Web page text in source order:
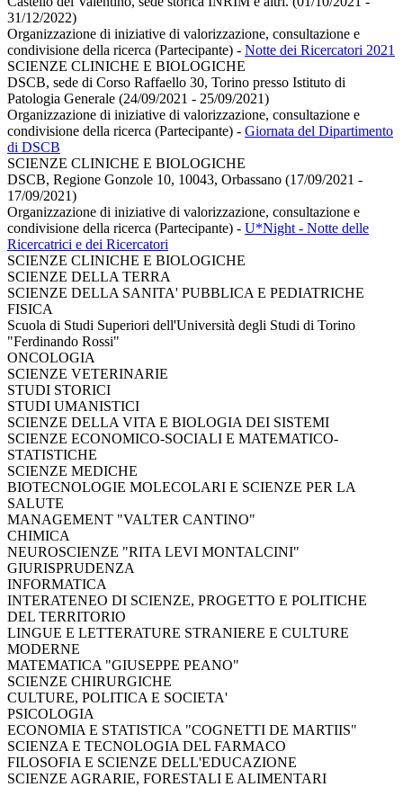
31/12/2022)
Organizzazione di iniziative di valorizzazione, consultazione e
condivisione della ricerca (Partecipante) - Notte dei Ricercatori 2021
SCIENZE CLINICHE E BIOLOGICHE
DSCB, sede di Corso Raffaello 30, Torino presso Istituto di
Patologia Generale (24/09/2021 - 25/09/2021)
Organizzazione di iniziative di valorizzazione, consultazione e
condivisione della ricerca (Partecipante) - Giornata del Dipartimento
di DSCB
SCIENZE CLINICHE E BIOLOGICHE
DSCB, Regione Gonzole 10, 10043, Orbassano (17/09/2021 -
17/09/2021)
Organizzazione di iniziative di valorizzazione, consultazione e
condivisione della ricerca (Partecipante) - U*Night - Notte delle
Ricercatrici e dei Ricercatori
SCIENZE CLINICHE E BIOLOGICHE
SCIENZE DELLA TERRA
SCIENZE DELLA SANITA' PUBBLICA E PEDIATRICHE
FISICA
Scuola di Studi Superiori dell'Università degli Studi di Torino
"Ferdinando Rossi"
ONCOLOGIA
SCIENZE VETERINARIE
STUDI STORICI
STUDI UMANISTICI
SCIENZE DELLA VITA E BIOLOGIA DEI SISTEMI
SCIENZE ECONOMICO-SOCIALI E MATEMATICO-
STATISTICHE
SCIENZE MEDICHE
BIOTECNOLOGIE MOLECOLARI E SCIENZE PER LA
SALUTE
MANAGEMENT "VALTER CANTINO"
CHIMICA
NEUROSCIENZE "RITA LEVI MONTALCINI"
GIURISPRUDENZA
INFORMATICA
INTERATENEO DI SCIENZE, PROGETTO E POLITICHE
DEL TERRITORIO
LINGUE E LETTERATURE STRANIERE E CULTURE
MODERNE
MATEMATICA "GIUSEPPE PEANO"
SCIENZE CHIRURGICHE
CULTURE, POLITICA E SOCIETA'
PSICOLOGIA
ECONOMIA E STATISTICA "COGNETTI DE MARTIIS"
SCIENZA E TECNOLOGIA DEL FARMACO
FILOSOFIA E SCIENZE DELL'EDUCAZIONE
SCIENZE AGRARIE, FORESTALI E ALIMENTARI